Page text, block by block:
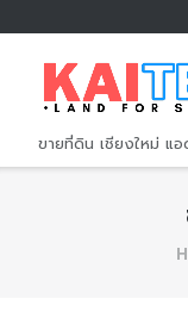
content
ขายที่ดิน เชียงใหม่ แอ